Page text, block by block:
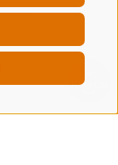
QUICKLINKS